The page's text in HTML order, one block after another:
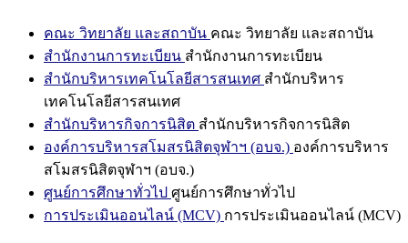
คณะ วิทยาลัย และสถาบัน คณะ วิทยาลัย และสถาบัน
สำนักงานการทะเบียน สำนักงานการทะเบียน
สำนักบริหารเทคโนโลยีสารสนเทศ สำนักบริหาร
เทคโนโลยีสารสนเทศ
สำนักบริหารกิจการนิสิต สำนักบริหารกิจการนิสิต
องค์การบริหารสโมสรนิสิตจุฬาฯ (อบจ.) องค์การบริหาร
สโมสรนิสิตจุฬาฯ (อบจ.)
ศูนย์การศึกษาทั่วไป ศูนย์การศึกษาทั่วไป
การประเมินออนไลน์ (MCV) การประเมินออนไลน์ (MCV)